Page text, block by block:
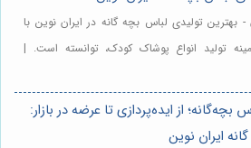
بهترین تولیدی لباس بچه گانه در ایران نوین با
تولید انواع پوشاک کودک، توانسته است. |
بچه‌گانه؛ از ایده‌پردازی تا عرضه در بازار:
ایران نوین